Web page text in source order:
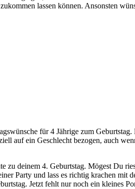
lassen können. Ansonsten
für 4 Jährige zum
auf ein Geschlecht bezogen, auch
zu deinem 4. Geburtstag. Mögest Du
Party und lass es richtig krachen mit
Jetzt fehlt nur noch ein kleines